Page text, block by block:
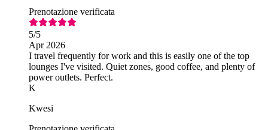
Prenotazione verificata
5/5
Apr 2026
I travel frequently for work and this is easily one of the top
lounges I've visited. Quiet zones, good coffee, and plenty of
power outlets. Perfect.
K
Kwesi